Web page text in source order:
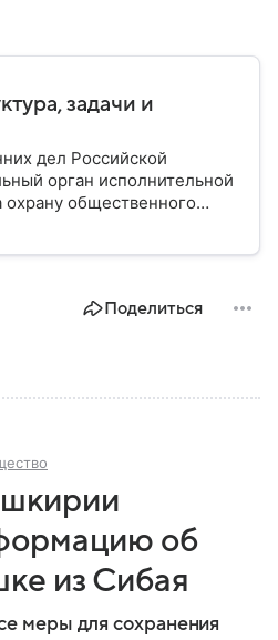
задачи и
дел Российской
орган исполнительной
общественного
обеспечение
министерство, как
Поделиться
об
из Сибая
меры для сохранения